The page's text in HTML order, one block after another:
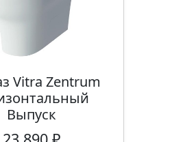
Vitra Zentrum
Выпуск